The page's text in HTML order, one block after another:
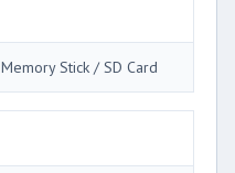
Memory Stick / SD Card